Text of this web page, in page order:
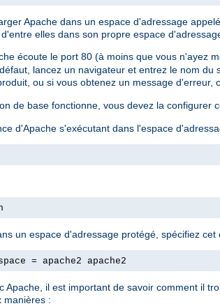
Apache dans un espace d'adressage
elles dans son propre espace
écoute le port 80 (à moins que vous n'ayez
lancez un navigateur et entrez le nom
ou si vous obtenez un message d'erreur,
de base fonctionne, vous devez la configurer
d'Apache s'exécutant dans l'espace
un espace d'adressage protégé, spécifiez
= apache2 apache2
Apache, il est important de savoir comment il
manières :